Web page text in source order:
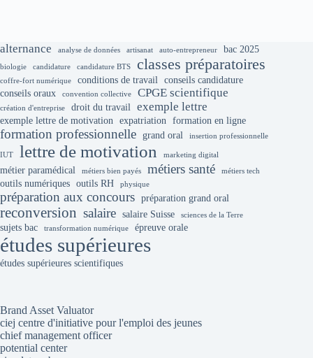
alternance analyse de données artisanat auto-entrepreneur bac 2025
biologie candidature candidature BTS classes préparatoires
coffre-fort numérique conditions de travail conseils candidature
conseils oraux
convention collective CPGE scientifique
création d'entreprise droit du travail exemple lettre
exemple lettre de motivation expatriation formation en ligne
formation professionnelle grand oral insertion professionnelle
IUT lettre de motivation marketing digital
métier paramédical métiers bien payés métiers santé métiers tech
outils numériques outils RH physique
préparation aux concours préparation grand oral
reconversion salaire salaire Suisse sciences de la Terre
sujets bac transformation numérique épreuve orale
études supérieures
études supérieures scientifiques
Brand Asset Valuator
ciej centre d'initiative pour l'emploi des jeunes
chief management officer
potential center